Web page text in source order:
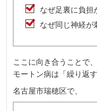
なぜ足裏に負担
なぜ同じ神経が
ここに向き合うことで、
モートン病は「繰り返
名古屋市瑞穂区で、